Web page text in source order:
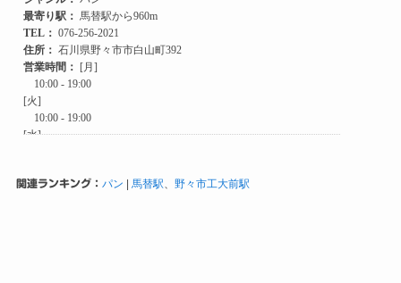
関連ランキング： パン 馬替駅、 野々市工大前駅